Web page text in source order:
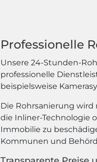
Professionelle
Unsere 24-Stunden-
professionelle
beispielsweise
Die Rohrsanierung
die Inliner-Technologie
Immobilie zu
Kommunen und